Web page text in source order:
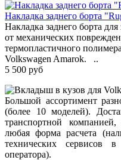
Накладка заднего борта
Накладка заднего борта
от механических
термопластичного
Volkswagen Amarok. ..
5 500 руб
Большой ассортимент
(более 10 моделей).
транспортной
любая форма расчета
технических сервисов
оператора).